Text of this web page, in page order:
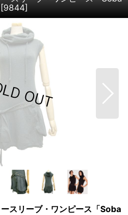
[9844]
スリーブ・ワンピース「Soba